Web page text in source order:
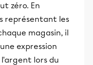
zéro. En
représentant les
magasin, il
expression
lors du